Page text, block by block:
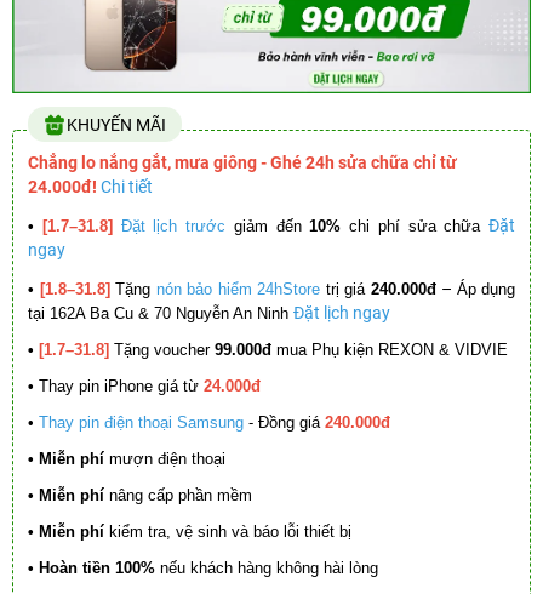
KHUYẾN MÃI
Chẳng lo nắng gắt, mưa giông - Ghé 24h sửa chữa chỉ từ
24.000đ! Chi tiết
• [1.7–31.8] Đặt lịch trước giảm đến10% chi phí sửa chữa Đặt
ngay
• [1.8–31.8] Tặng nón bảo hiểm 24hStore trị giá 240.000đ – Áp dụng
tại 162A Ba Cu & 70 Nguyễn An Ninh Đặt lịch ngay
• [1.7–31.8] Tặng voucher 99.000đ mua Phụ kiện REXON & VIDVIE
• Thay pin iPhone giá từ 24.000đ
• Thay pin điện thoại Samsung - Đồng giá 240.000đ
• Miễn phí mượn điện thoại
• Miễn phí nâng cấp phần mềm
• Miễn phí kiểm tra, vệ sinh và báo lỗi thiết bị
• Hoàn tiền 100% nếu khách hàng không hài lòng